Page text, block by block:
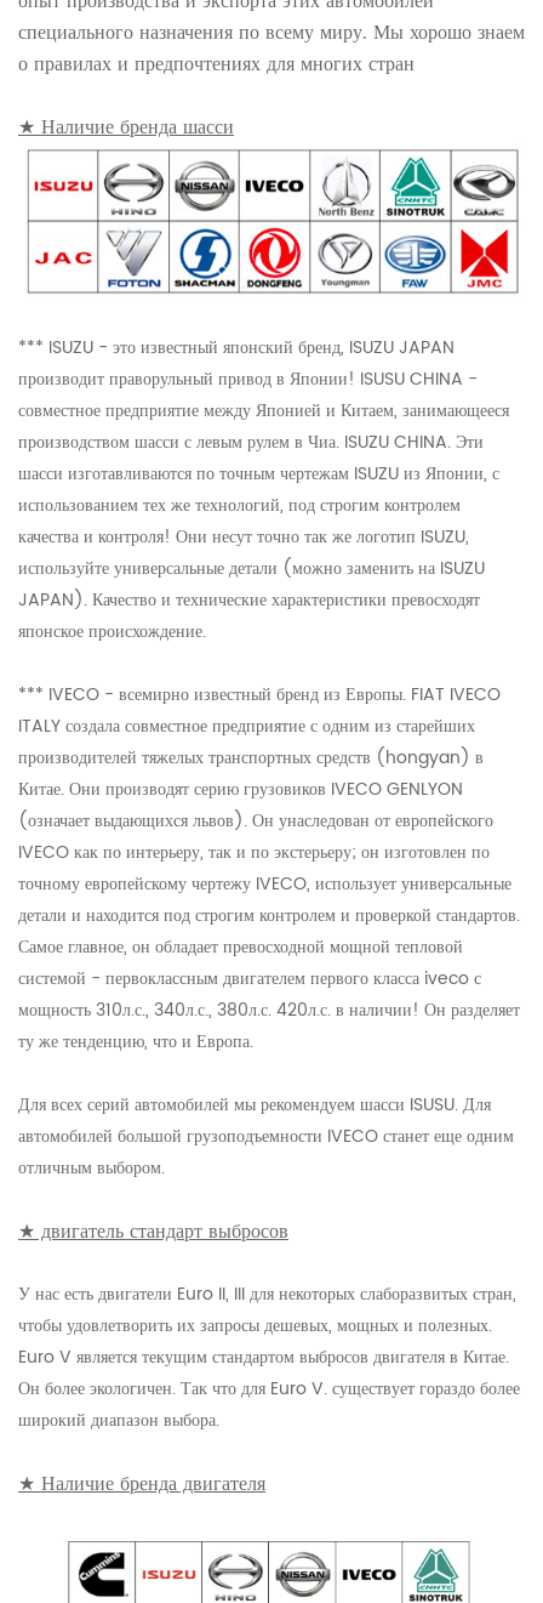
специального назначения по всему миру. Мы хорошо знаем
о правилах и предпочтениях для многих стран
★ Наличие бренда шасси
*** ISUZU - это известный японский бренд, ISUZU JAPAN
производит праворульный привод в Японии! ISUSU CHINA -
совместное предприятие между Японией и Китаем, занимающееся
производством шасси с левым рулем в Чиа. ISUZU CHINA. Эти
шасси изготавливаются по точным чертежам ISUZU из Японии, с
использованием тех же технологий, под строгим контролем
качества и контроля! Они несут точно так желоготип ISUZU,
используйте универсальные детали (можно заменить на ISUZU
JAPAN). Качество и технические характеристики превосходят
японское происхождение.
*** IVECO - всемирно известный бренд из Европы. FIAT IVECO
ITALY создала совместное предприятие с одним из старейших
производителей тяжелых транспортных средств (hongyan) в
Китае. Они производят серию грузовиков IVECO GENLYON
(означает выдающихся львов). Он унаследован от европейского
IVECO как по интерьеру, так и по экстерьеру; он изготовлен по
точному европейскому чертежу IVECO, использует универсальные
детали и находится под строгим контролем и проверкой стандартов.
Самое главное, он обладает превосходной мощной тепловой
системой - первоклассным двигателем первого класса iveco с
мощность 310л.с., 340л.с., 380л.с. 420л.с. в наличии! Он разделяет
ту же тенденцию, что и Европа.
Для всех серий автомобилей мы рекомендуем шасси ISUSU. Для
автомобилей большой грузоподъемности IVECO станет еще одним
отличным выбором.
★ двигатель стандарт выбросов
У нас есть двигатели Euro II, III для некоторых слаборазвитых стран,
чтобы удовлетворить их запросы дешевых, мощных и полезных.
Euro V является текущим стандартом выбросов двигателя в Китае.
Он более экологичен. Так что для Euro V. существует гораздо более
широкий диапазон выбора.
★ Наличие бренда двигателя